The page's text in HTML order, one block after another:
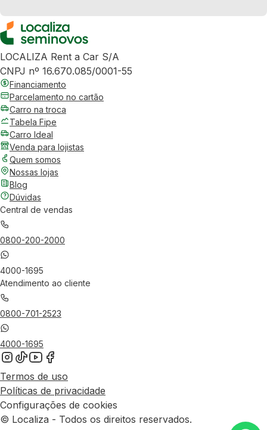
LOCALIZA Rent a Car S/A
CNPJ nº 16.670.085/0001-55
Financiamento
Parcelamento no cartão
Carro na troca
Tabela Fipe
Carro Ideal
Venda para lojistas
Quem somos
Nossas lojas
Blog
Dúvidas
Central de vendas
0800-200-2000
4000-1695
Atendimento ao cliente
0800-701-2523
4000-1695
Termos de uso
Políticas de privacidade
Configurações de cookies
© Localiza - Todos os direitos reservados.